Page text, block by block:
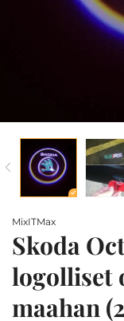
MixITMax
Skoda
logolliset
maahan